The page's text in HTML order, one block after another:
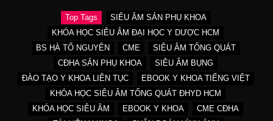
Top Tags
SIÊU ÂM SẢN PHỤ KHOA
KHÓA HỌC SIÊU ÂM ĐẠI HỌC Y DƯỢC HCM
BS HÀ TỐ NGUYÊN
CME
SIÊU ÂM TỔNG QUÁT
CĐHA SẢN PHỤ KHOA
SIÊU ÂM BỤNG
ĐÀO TẠO Y KHOA LIÊN TỤC
EBOOK Y KHOA TIẾNG VIỆT
KHÓA HỌC SIÊU ÂM TỔNG QUÁT ĐHYD HCM
KHÓA HỌC SIÊU ÂM
EBOOK Y KHOA
CME CĐHA